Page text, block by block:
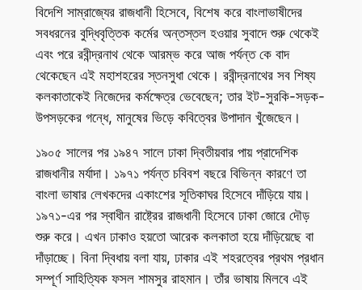
বিদেশি সাম্রাজ্যের রাজধানী হিসেবে, বিশেষ করে বাংলাভাষীদের
সবধরনের বুদ্ধিবৃত্তিক কর্মের অন্তস্তল হওয়ার সুবাদে শুরু থেকেই
এবং পরে রবীন্দ্রনাথ থেকে আরম্ভ করে আজ পর্যন্ত কে বাদ
থেকেছেন এই মহাশহরের স্তনসুধা থেকে। রবীন্দ্রনাথের সব শিষ্য
কলকাতাকেই নিজেদের কর্মক্ষেত্র ভেবেছেন; তার ইট-সুরকি-সড়ক-
উপসড়কের গন্ধে, মানুষের ভিড়ে কবিত্বের উপাদান খুঁজেছেন।
১৯০৫ সালের পর ১৯৪৭ সালে ঢাকা দ্বিতীয়বার পায় প্রাদেশিক
রাজধানীর মর্যাদা। ১৯৭১ পর্যন্ত চবিবশ বছরে বিভিন্ন কারণে তা
বাংলা ভাষার লেখকদের একাংশের সূতিকাঘর হিসেবে দাঁড়িয়ে যায়।
১৯৭১-এর পর স্বাধীন রাষ্ট্রের রাজধানী হিসেবে ঢাকা জোরে দৌড়
শুরু করে। এখন ঢাকাও হয়তো আরেক কলকাতা হয়ে দাঁড়িয়েছে বা
দাঁড়াচ্ছে। বিনা দ্বিধায় বলা যায়, ঢাকার এই শহরত্বের প্রথম প্রধান
সম্পূর্ণ সাহিত্যিক ফসল শামসুর রাহমান। তাঁর ভাষায় মিলবে এই